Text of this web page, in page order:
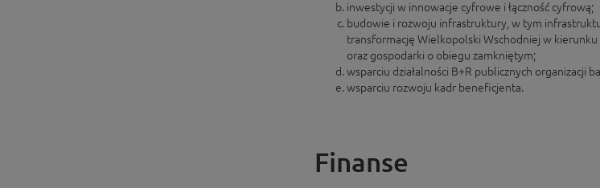
inwestycji w innowacje cyfrowe i łączność cyfrową;
budowie i rozwoju infrastruktury, w tym
transformację Wielkopolski Wschodniej w
oraz gospodarki o obiegu zamkniętym;
wsparciu działalności B+R publicznych organizacji
wsparciu rozwoju kadr beneficjenta.
Finanse